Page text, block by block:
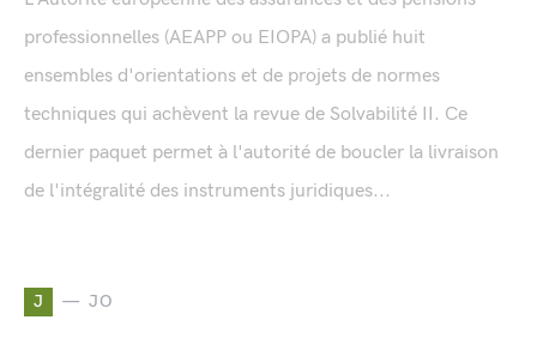
professionnelles (AEAPP ou EIOPA) a publié huit
ensembles d'orientations et de projets de normes
techniques qui achèvent la revue de Solvabilité II. Ce
dernier paquet permet à l'autorité de boucler la livraison
de l'intégralité des instruments juridiques...
J JO